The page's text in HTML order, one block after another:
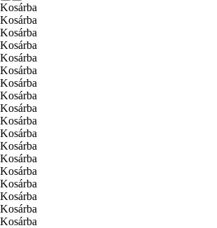
Kosárba
Kosárba
Kosárba
Kosárba
Kosárba
Kosárba
Kosárba
Kosárba
Kosárba
Kosárba
Kosárba
Kosárba
Kosárba
Kosárba
Kosárba
Kosárba
Kosárba
Kosárba